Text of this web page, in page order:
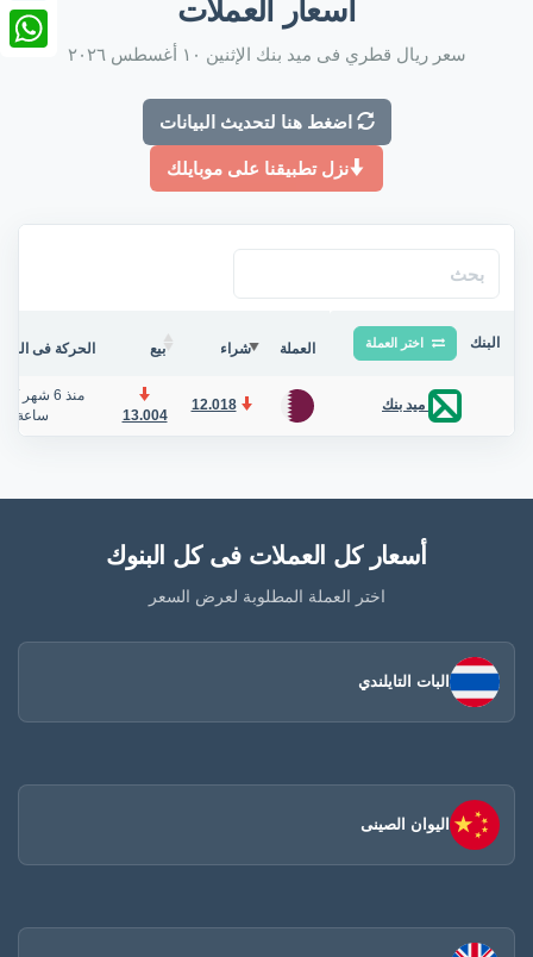
أسعار العملات
سعر ريال قطري فى ميد بنك الإثنين ١٠ أغسطس ٢٠٢٦
اضغط هنا لتحديث البيانات
نزل تطبيقنا على موبايلك
البنك اختر العملة العملة شراء بيع الحركة فى
ميد بنك 12.018
13.004
منذ 6 شهر
/
ساعة
أسعار كل العملات فى كل البنوك
اختر العملة المطلوبة لعرض السعر
البات التايلندي
اليوان الصينى​